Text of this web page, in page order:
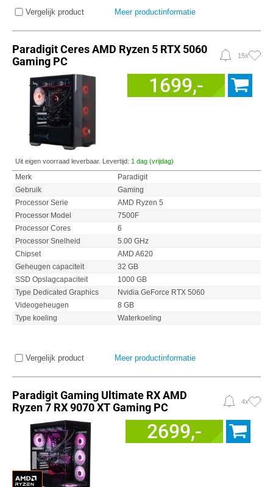
Vergelijk product Meer productinformatie
Paradigit Ceres AMD Ryzen 5 RTX 5060
Gaming PC
15x
1699,-
Uit eigen voorraad leverbaar. Levertijd: 1 dag (vrijdag)
Merk
Paradigit
Gebruik
Gaming
Processor Serie
AMD Ryzen 5
Processor Model
7500F
Processor Cores
6
Processor Snelheid
5.00 GHz
Chipset
AMD A620
Geheugen capaciteit
32 GB
SSD Opslagcapaciteit
1000 GB
Type Dedicated Graphics
Nvidia GeForce RTX 5060
Videogeheugen
8 GB
Type koeling
Waterkoeling
Vergelijk product Meer productinformatie
Paradigit Gaming Ultimate RX AMD
Ryzen 7 RX 9070 XT Gaming PC
4x
2699,-